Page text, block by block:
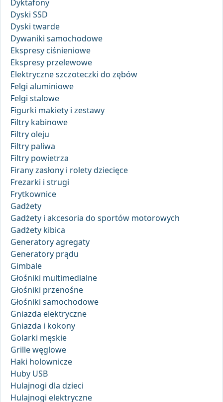
Dyktafony
Dyski SSD
Dyski twarde
Dywaniki samochodowe
Ekspresy ciśnieniowe
Ekspresy przelewowe
Elektryczne szczoteczki do zębów
Felgi aluminiowe
Felgi stalowe
Figurki makiety i zestawy
Filtry kabinowe
Filtry oleju
Filtry paliwa
Filtry powietrza
Firany zasłony i rolety dziecięce
Frezarki i strugi
Frytkownice
Gadżety
Gadżety i akcesoria do sportów motorowych
Gadżety kibica
Generatory agregaty
Generatory prądu
Gimbale
Głośniki multimedialne
Głośniki przenośne
Głośniki samochodowe
Gniazda elektryczne
Gniazda i kokony
Golarki męskie
Grille węglowe
Haki holownicze
Huby USB
Hulajnogi dla dzieci
Hulajnogi elektryczne